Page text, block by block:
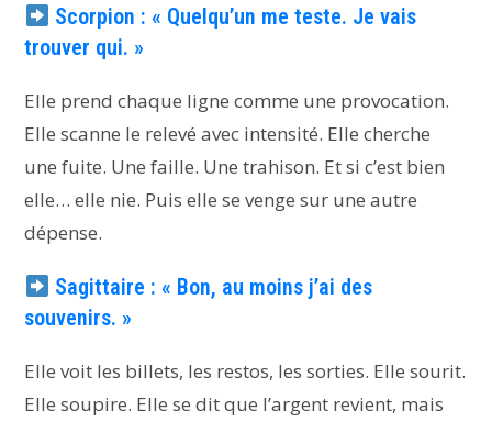
Scorpion : « Quelqu’un me teste. Je vais
trouver qui. »
Elle prend chaque ligne comme une provocation.
Elle scanne le relevé avec intensité. Elle cherche
une fuite. Une faille. Une trahison. Et si c’est bien
elle… elle nie. Puis elle se venge sur une autre
dépense.
Sagittaire : « Bon, au moins j’ai des
souvenirs. »
Elle voit les billets, les restos, les sorties. Elle sourit.
Elle soupire. Elle se dit que l’argent revient, mais